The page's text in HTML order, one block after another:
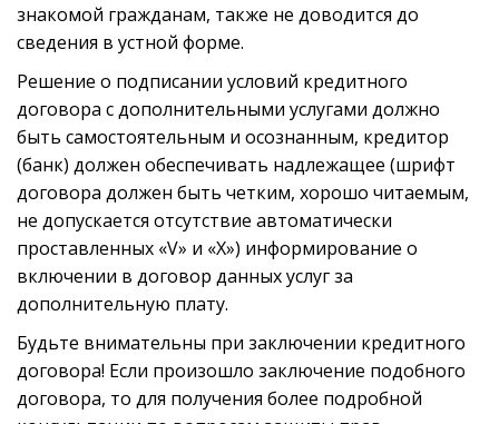
знакомой гражданам, также не доводится до
сведения в устной форме.
Решение о подписании условий кредитного
договора с дополнительными услугами должно
быть самостоятельным и осознанным, кредитор
(банк) должен обеспечивать надлежащее (шрифт
договора должен быть четким, хорошо читаемым,
не допускается отсутствие автоматически
проставленных «V» и «Х») информирование о
включении в договор данных услуг за
дополнительную плату.
Будьте внимательны при заключении кредитного
договора! Если произошло заключение подобного
договора, то для получения более подробной